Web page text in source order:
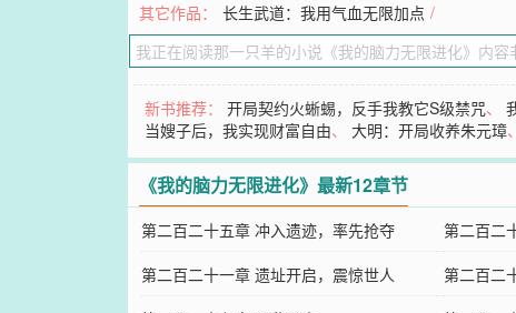
其它作品： 长生武道：我用气血无限加点 /
新书推荐：开局契约火蜥蜴，反手我教它S级禁咒、
当嫂子后，我实现财富自由、大明：开局收养朱元璋
《我的脑力无限进化》最新12章节
第二百二十五章 冲入遗迹，率先抢夺 第二百二
第二百二十一章 遗址开启，震惊世人
第二百二